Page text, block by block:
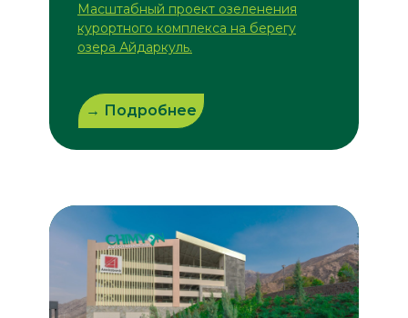
Масштабный проект озеленения
курортного комплекса на берегу
озера Айдаркуль.
→ Подробнее